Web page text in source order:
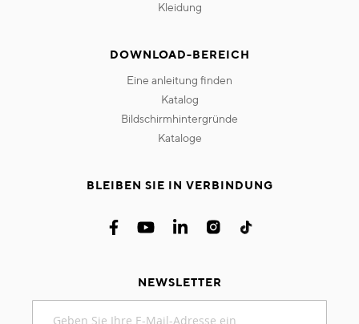
kleidung
DOWNLOAD-BEREICH
eine anleitung finden
katalog
bildschirmhintergründe
kataloge
BLEIBEN SIE IN VERBINDUNG
NEWSLETTER